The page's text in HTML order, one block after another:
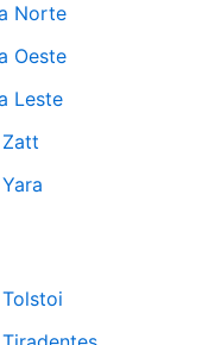
Norte
Oeste
Leste